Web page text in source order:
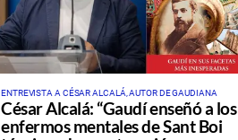
ENTREVISTA A CÉSAR ALCALÁ, AUTOR DE GAUDIANA
César Alcalá: “Gaudí enseñó a los
enfermos mentales de Sant Boi